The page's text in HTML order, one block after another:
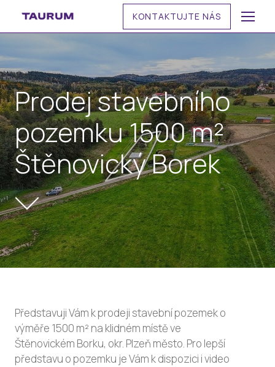
MENU
KONTAKTUJTE NÁS
Prodej stavebního
pozemku 1500 m²
Štěnovický Borek
Představuji Vám k prodeji stavební pozemek o
výměře 1500 m² na klidném místě ve
Štěnovickém Borku, okr. Plzeň město. Pro lepší
představu o pozemku je Vám k dispozici i video